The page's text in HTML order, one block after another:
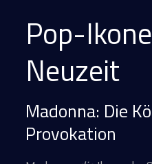
Pop-
Neuzeit
Madonna: Die
Provokation